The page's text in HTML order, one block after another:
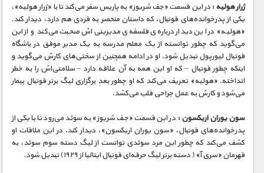
سازه/ معماری/ مهندسی
سرگرمی
شناخت کودکان
طبیعت
علم و فناوری
فرهنگ / هنر
کیهان / نجوم
گردشگری
ژرار هولیه : در این قسمت «جف شریوز» به پاریس سفر می‌کند تا با «ژرار هولیه»،
یکی از پدرخوانده‌های فوتبال، که داستان منحصر به فردی هم دارد، دیدار کند.
«هولیه» در این دیدار درباره‌ی فلسفه‌ی مدیریتی‌اش صحبت می‌کند و از این
می‌گوید که چطور توانسته از یک معلم مدرسه به یک مدیر موفق در باشگاه
فوتبال لیورپول تبدیل شود. او در ادامه همچنین از سختی‌های کارش می‌گوید و
اینکه چطور فوتبال – که او این همه به آن علاقه دارد – سلامتی‌اش را به خطر
انداخته. «هولیه» تعریف می‌کند که او چطور بعد برگزاری لیگ برتر فوتبال بیمار
می‌شود و کارش به عمل جراحی قلب می‌کشد.
سون یوران اریکسون : در این قسمت «جف شریوز» به سوئد می‌رود تا با یکی از
پدرخوانده‌های فوتبال، «سون یوران اریکسون»، دیدار کند. در این ملاقات او
کشف می‌کند که چطور این مرد سوئدی توانست از لیگ دسته سوم سوئد، به
قهرمان «سری آ» ( دسته برتر لیگ حرفه‌ای فوتبال ایتالیا از ۱۹۲۹) تبدیل شود.